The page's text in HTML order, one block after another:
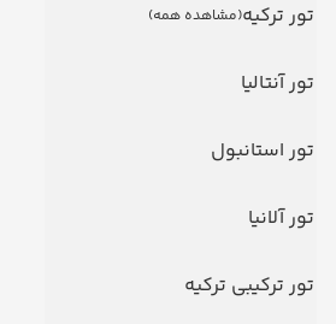
تور ترکیه(مشاهده همه)
تور آنتالیا
تور استانبول
تور آلانیا
تور ترکیبی ترکیه